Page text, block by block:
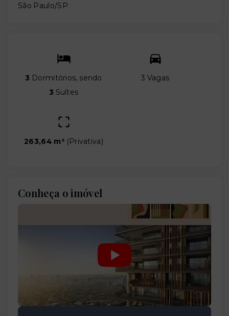
São Paulo/SP
3 Dormitórios, sendo
3 Suítes
3 Vagas
263,64 m² (Privativa)
Conheça o imóvel